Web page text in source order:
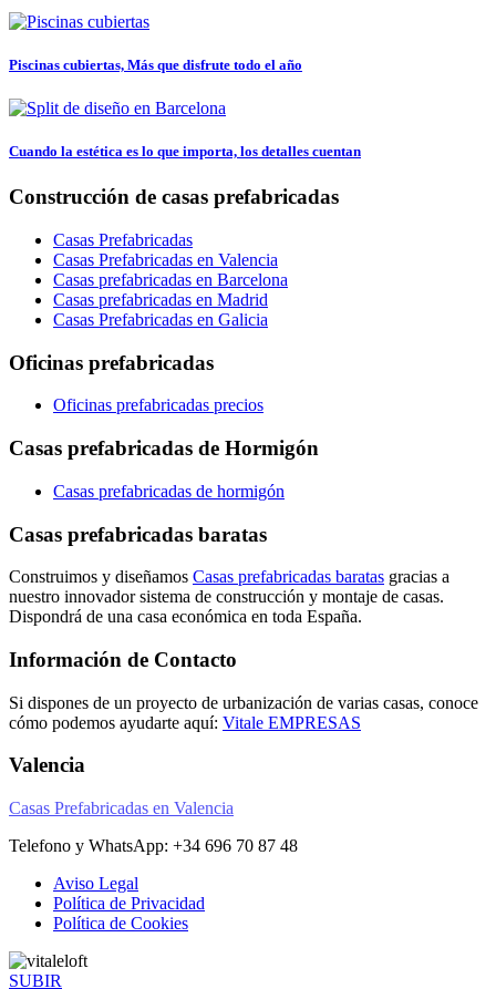
Piscinas cubiertas, Más que disfrute todo el año
Cuando la estética es lo que importa, los detalles cuentan
Construcción de casas prefabricadas
Casas Prefabricadas
Casas Prefabricadas en Valencia
Casas prefabricadas en Barcelona
Casas prefabricadas en Madrid
Casas Prefabricadas en Galicia
Oficinas prefabricadas
Oficinas prefabricadas precios
Casas prefabricadas de Hormigón
Casas prefabricadas de hormigón
Casas prefabricadas baratas
Construimos y diseñamos Casas prefabricadas baratas gracias a
nuestro innovador sistema de construcción y montaje de casas.
Dispondrá de una casa económica en toda España.
Información de Contacto
Si dispones de un proyecto de urbanización de varias casas, conoce
cómo podemos ayudarte aquí: Vitale EMPRESAS
Valencia
Casas Prefabricadas en Valencia
Telefono y WhatsApp: +34 696 70 87 48
Aviso Legal
Política de Privacidad
Política de Cookies
SUBIR